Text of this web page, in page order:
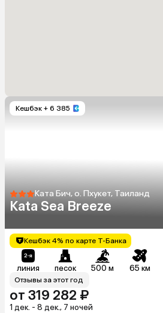
Кешбэк + 6 385
Ката Бич, о. Пхукет, Таиланд
Kata Sea Breeze
Кешбэк 4% по карте Т-Банка
линия песок 500 м 65 км
Отзывы за этот год
от 319 282 ₽
1 дек. - 8 дек., 7 ночей